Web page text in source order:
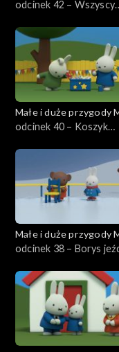
odcinek 42 – Wszyscy
Małe i duże przygody
odcinek 40 – Koszyk
Małe i duże przygody
odcinek 38 – Borys